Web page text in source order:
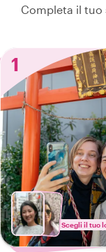
Completa il tuo
1
Scegli il tuo